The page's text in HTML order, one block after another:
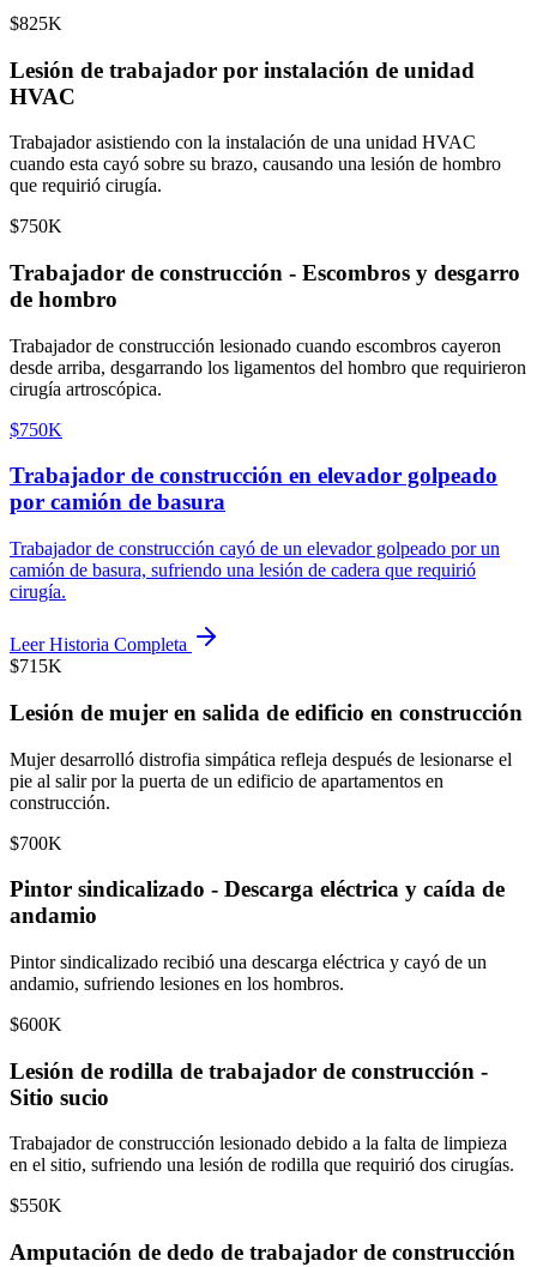
$825K
Lesión de trabajador por instalación de unidad
HVAC
Trabajador asistiendo con la instalación de una unidad HVAC
cuando esta cayó sobre su brazo, causando una lesión de hombro
que requirió cirugía.
$750K
Trabajador de construcción - Escombros y desgarro
de hombro
Trabajador de construcción lesionado cuando escombros cayeron
desde arriba, desgarrando los ligamentos del hombro que requirieron
cirugía artroscópica.
$750K
Trabajador de construcción en elevador golpeado
por camión de basura
Trabajador de construcción cayó de un elevador golpeado por un
camión de basura, sufriendo una lesión de cadera que requirió
cirugía.
Leer Historia Completa
$715K
Lesión de mujer en salida de edificio en construcción
Mujer desarrolló distrofia simpática refleja después de lesionarse el
pie al salir por la puerta de un edificio de apartamentos en
construcción.
$700K
Pintor sindicalizado - Descarga eléctrica y caída de
andamio
Pintor sindicalizado recibió una descarga eléctrica y cayó de un
andamio, sufriendo lesiones en los hombros.
$600K
Lesión de rodilla de trabajador de construcción -
Sitio sucio
Trabajador de construcción lesionado debido a la falta de limpieza
en el sitio, sufriendo una lesión de rodilla que requirió dos cirugías.
$550K
Amputación de dedo de trabajador de construcción